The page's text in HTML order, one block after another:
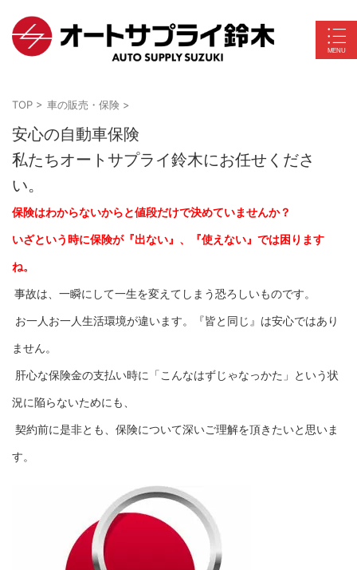
TOP > 車の販売・保険 >
安心の自動車保険
私たちオートサプライ鈴木にお任せくださ
い。
保険はわからないからと値段だけで決めていませんか？
いざという時に保険が『出ない』、『使えない』では困ります
ね。
事故は、一瞬にして一生を変えてしまう恐ろしいものです。
お一人お一人生活環境が違います。『皆と同じ』は安心ではあり
ません。
肝心な保険金の支払い時に「こんなはずじゃなっかた」という状
況に陥らないためにも、
契約前に是非とも、保険について深いご理解を頂きたいと思いま
す。